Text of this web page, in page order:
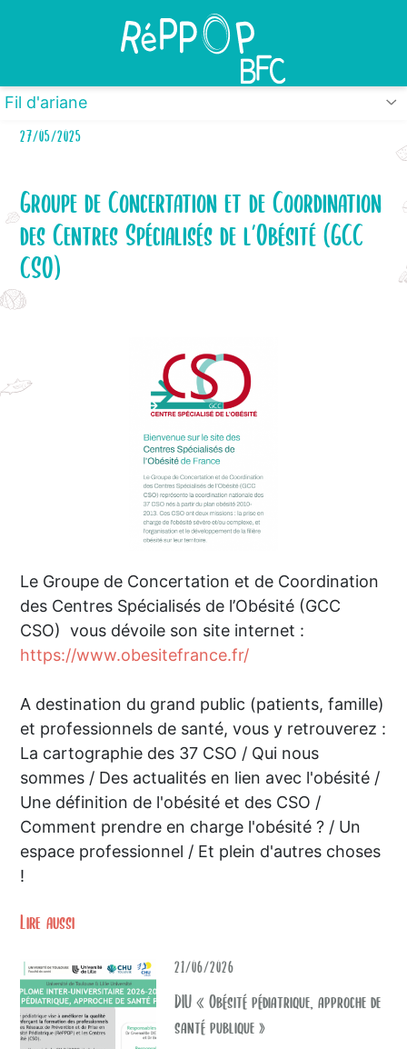
Fil d'ariane
27/05/2025
Groupe de Concertation et de Coordination
des Centres Spécialisés de l’Obésité (GCC
CSO)
Le Groupe de Concertation et de Coordination
des Centres Spécialisés de l’Obésité (GCC
CSO) vous dévoile son site internet :
https://www.obesitefrance.fr/
A destination du grand public (patients, famille)
et professionnels de santé, vous y retrouverez :
La cartographie des 37 CSO / Qui nous
sommes / Des actualités en lien avec l'obésité /
Une définition de l'obésité et des CSO /
Comment prendre en charge l'obésité ? / Un
espace professionnel / Et plein d'autres choses
!
Lire aussi
21/06/2026
DIU « Obésité pédiatrique, approche de
santé publique »
Panneau de gestion des cookies